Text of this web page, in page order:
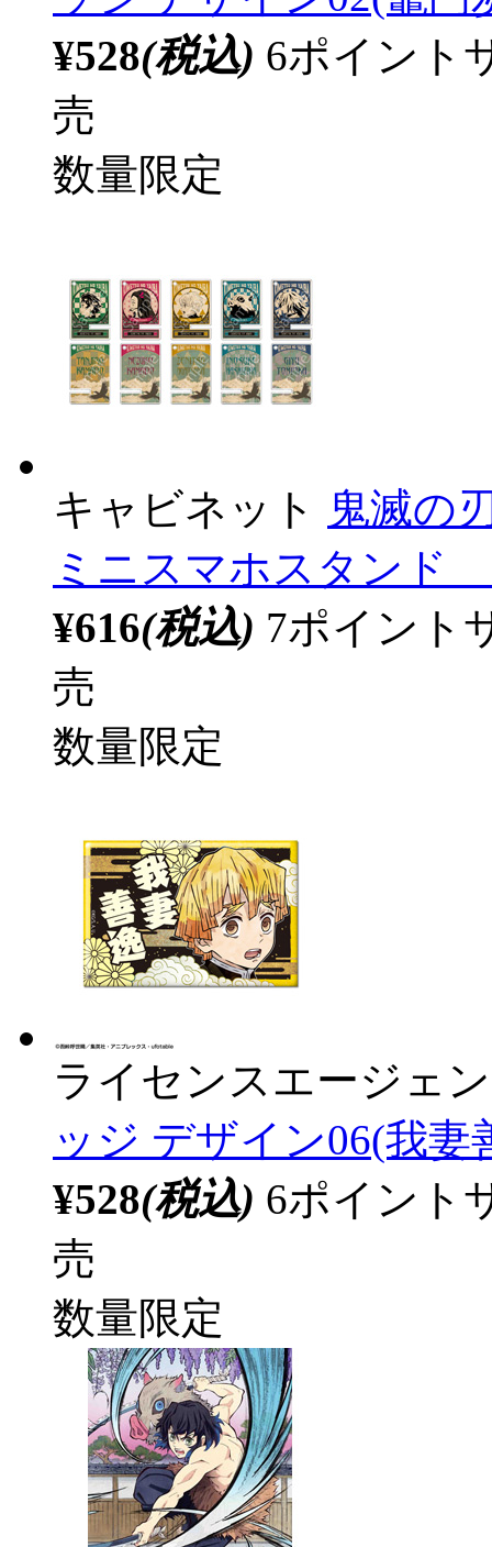
¥528(税込) 6ポイント
売
数量限定
キャビネット
鬼滅の
ミニスマホスタンド
¥616(税込) 7ポイント
売
数量限定
ライセンスエージェ
ッジ デザイン06(我妻
¥528(税込) 6ポイント
売
数量限定